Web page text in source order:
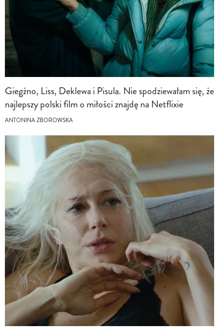
Giegżno, Liss, Deklewa i Pisula. Nie spodziewałam się, że
najlepszy polski film o miłości znajdę na Netflixie
ANTONINA ZBOROWSKA